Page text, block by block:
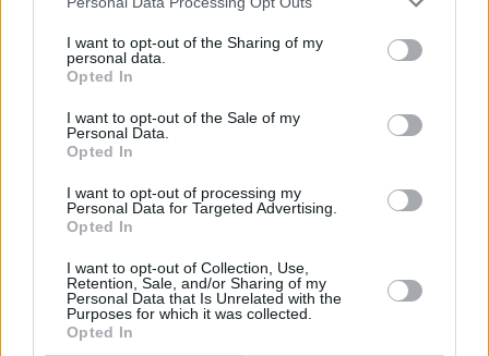
I want to opt-out of the Sharing of my
personal data.
Opted In
I want to opt-out of the Sale of my
Personal Data.
Opted In
I want to opt-out of processing my
Personal Data for Targeted Advertising.
Opted In
I want to opt-out of Collection, Use,
Retention, Sale, and/or Sharing of my
Personal Data that Is Unrelated with the
Purposes for which it was collected.
Opted In
28 sierpnia 2025, 08:58
Możliwe trzęsienie ziemi w Lewicy.
Wiadomo, kto chce zastąpić
Czarzastego